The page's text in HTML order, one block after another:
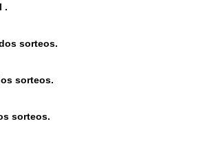
.
sorteos.
sorteos.
sorteos.